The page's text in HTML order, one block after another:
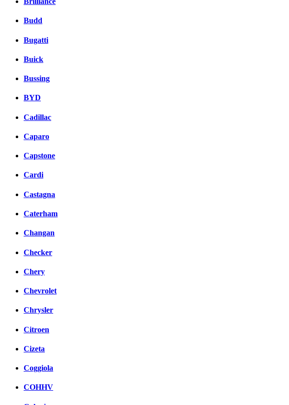
Budd
Bugatti
Buick
Bussing
BYD
Cadillac
Caparo
Capstone
Cardi
Castagna
Caterham
Changan
Checker
Chery
Chevrolet
Chrysler
Citroen
Cizeta
Coggiola
COHHV